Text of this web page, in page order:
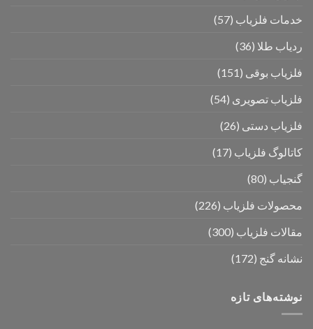
خدمات فلزیاب (57)
ردیاب طلا (36)
فلزیاب بوقی (151)
فلزیاب تصویری (54)
فلزیاب دستی (26)
کاتالوگ فلزیاب (17)
گنجیاب (80)
محصولات فلزیاب (226)
مقالات فلزیاب (300)
نشانه گنج (172)
نوشته‌های تازه